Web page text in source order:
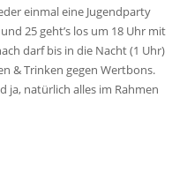
einmal eine Jugendparty
25 geht’s los um 18 Uhr mit
darf bis in die Nacht (1 Uhr)
& Trinken gegen Wertbons.
ja, natürlich alles im Rahmen